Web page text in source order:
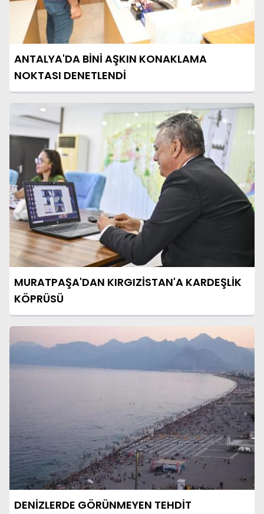
ANTALYA'DA BİNİ AŞKIN KONAKLAMA
NOKTASI DENETLENDİ
MURATPAŞA'DAN KIRGIZİSTAN'A KARDEŞLİK
KÖPRÜSÜ
DENİZLERDE GÖRÜNMEYEN TEHDİT